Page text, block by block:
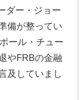
ダー・ジョー
備が整ってい
ール・チュー
やFRBの金融
及していまし